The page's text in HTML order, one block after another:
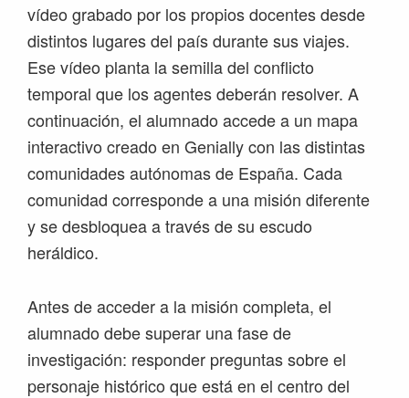
vídeo grabado por los propios docentes desde
distintos lugares del país durante sus viajes.
Ese vídeo planta la semilla del conflicto
temporal que los agentes deberán resolver. A
continuación, el alumnado accede a un mapa
interactivo creado en Genially con las distintas
comunidades autónomas de España. Cada
comunidad corresponde a una misión diferente
y se desbloquea a través de su escudo
heráldico.
Antes de acceder a la misión completa, el
alumnado debe superar una fase de
investigación: responder preguntas sobre el
personaje histórico que está en el centro del